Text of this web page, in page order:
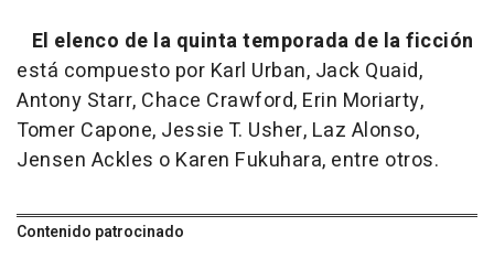
El elenco de la quinta temporada de la ficción
está compuesto por Karl Urban, Jack Quaid,
Antony Starr, Chace Crawford, Erin Moriarty,
Tomer Capone, Jessie T. Usher, Laz Alonso,
Jensen Ackles o Karen Fukuhara, entre otros.
Contenido patrocinado